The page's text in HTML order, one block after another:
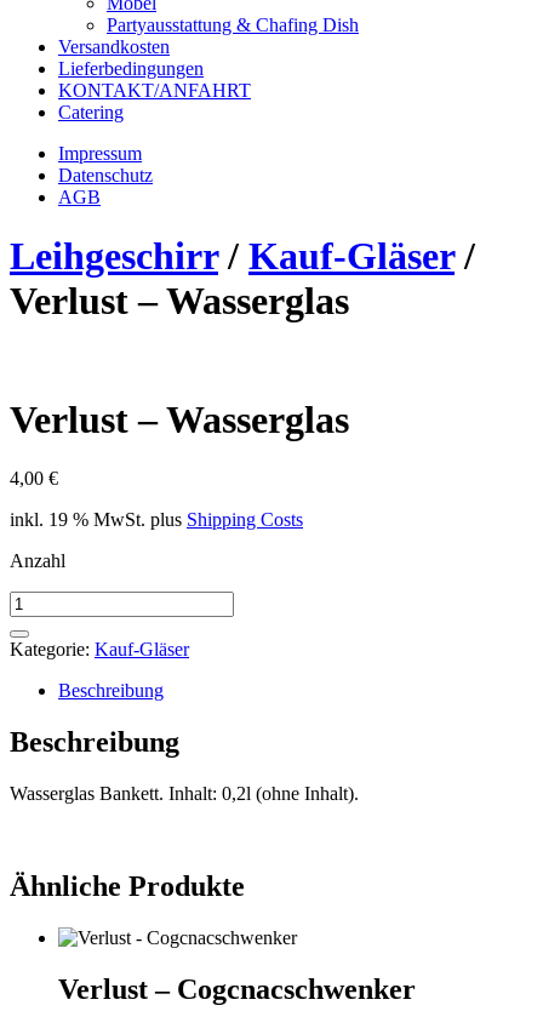
Partyausstattung & Chafing Dish
Versandkosten
Lieferbedingungen
KONTAKT/ANFAHRT
Catering
Impressum
Datenschutz
AGB
Leihgeschirr / Kauf-Gläser /
Verlust – Wasserglas
Verlust – Wasserglas
4,00 €
inkl. 19 % MwSt. plus Shipping Costs
Anzahl
Verlust
-
Wasserglas
Menge
Kategorie: Kauf-Gläser
Beschreibung
Beschreibung
Wasserglas Bankett. Inhalt: 0,2l (ohne Inhalt).
Ähnliche Produkte
Verlust – Cogcnacschwenker